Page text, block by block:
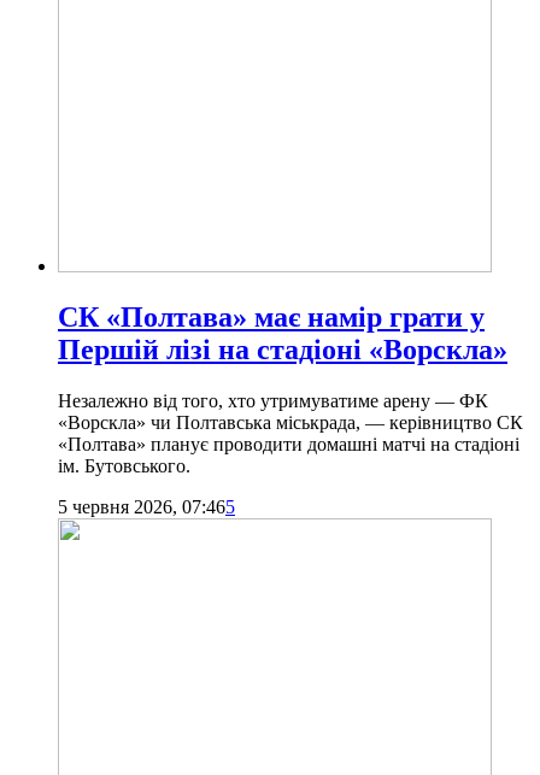
СК «Полтава» має намір грати у
Першій лізі на стадіоні «Ворскла»
Незалежно від того, хто утримуватиме арену — ФК
«Ворскла» чи Полтавська міськрада, — керівництво СК
«Полтава» планує проводити домашні матчі на стадіоні
ім. Бутовського.
5 червня 2026, 07:465